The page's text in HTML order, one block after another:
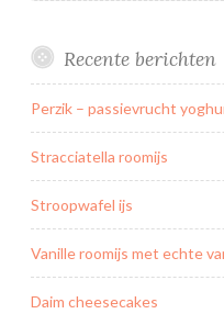
Recente berichten
Perzik – passievrucht
Stracciatella roomijs
Stroopwafel ijs
Vanille roomijs met echte
Daim cheesecakes